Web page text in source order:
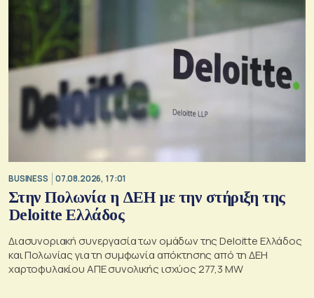
BUSINESS 07.08.2026, 17:01
Στην Πολωνία η ΔΕΗ με την στήριξη της
Deloitte Ελλάδος
Διασυνοριακή συνεργασία των ομάδων της Deloitte Ελλάδος
και Πολωνίας για τη συμφωνία απόκτησης από τη ΔΕΗ
χαρτοφυλακίου ΑΠΕ συνολικής ισχύος 277,3 MW